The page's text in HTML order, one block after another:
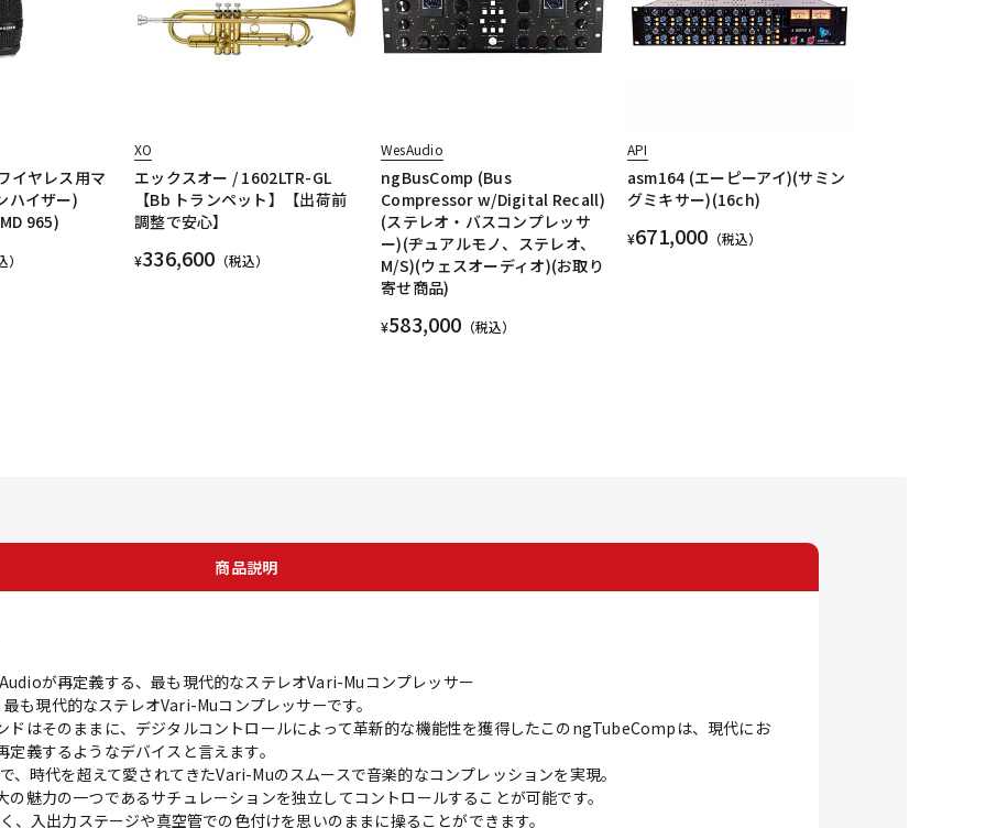
イヤレス用マ
ハイザー)
965)
）
XO
エックスオー / 1602LTR-GL
【Bb トランペット】【出荷前
調整で安心】
¥336,600 （税込）
WesAudio
ngBusComp (Bus
Compressor w/Digital Recall)
(ステレオ・バスコンプレッサ
ー)(ヂュアルモノ、ステレオ、
M/S)(ウェスオーディオ)(お取り
寄せ商品)
¥583,000 （税込）
API
asm164 (エーピーアイ)(サミン
グミキサー)(16ch)
¥671,000 （税込）
商品説明
が再定義する、最も現代的なステレオVari-Muコンプレッサー
現代的なステレオVari-Muコンプレッサーです。
ドはそのままに、デジタルコントロールによって革新的な機能性を獲得したこのngTubeCompは、現代にお
義するようなデバイスと言えます。
、時代を超えて愛されてきたVari-Muのスムースで音楽的なコンプレッションを実現。
魅力の一つであるサチュレーションを独立してコントロールすることが可能です。
、入出力ステージや真空管での色付けを思いのままに操ることができます。